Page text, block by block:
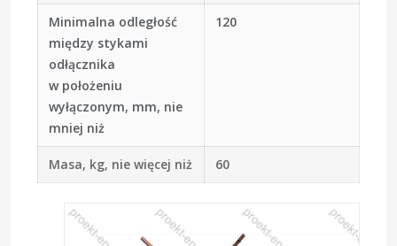
Minimalna odległość
między stykami
odłącznika
w położeniu
wyłączonym, mm, nie
mniej niż
120
Masa, kg, nie więcej niż 60